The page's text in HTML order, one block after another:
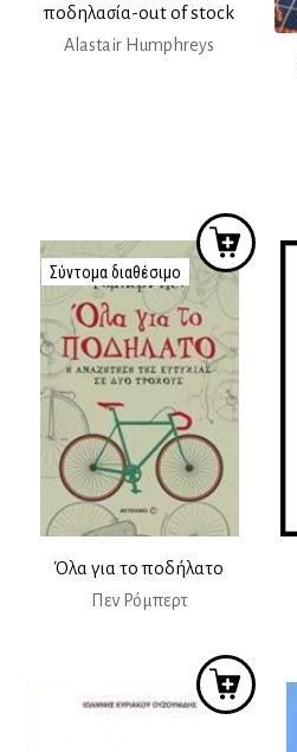
ποδηλασία-out of stock
Alastair Humphreys
Σύντομα διαθέσιμο
Όλα για το ποδήλατο
Πεν Ρόμπερτ